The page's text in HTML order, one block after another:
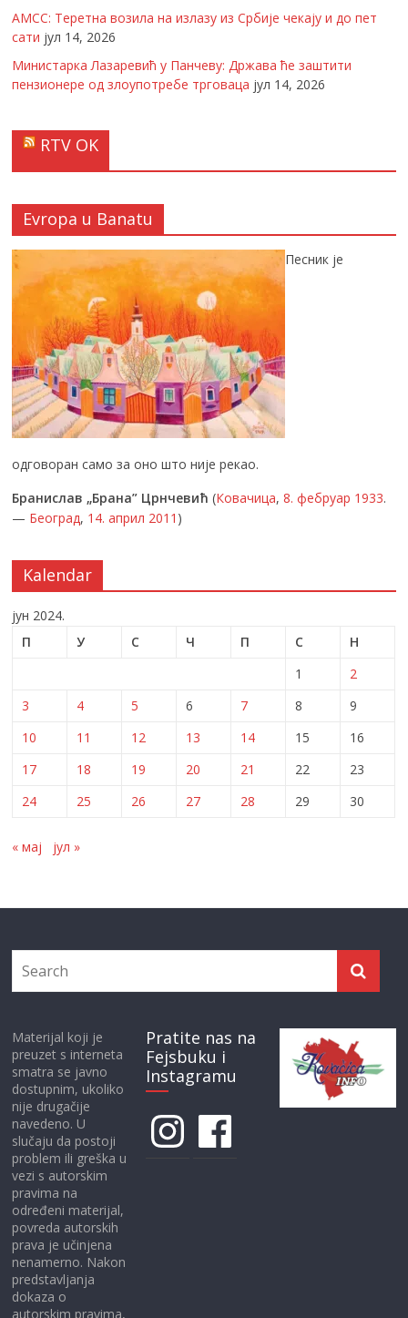
АМСС: Теретна возила на излазу из Србије чекају и до пет
сати јул 14, 2026
Министарка Лазаревић у Панчеву: Држава ће заштити
пензионере од злоупотребе трговаца јул 14, 2026
RTV OK
Evropa u Banatu
Песник је
одговоран само за оно што није рекао.
Бранислав „Брана” Црнчевић (Ковачица,8. фебруар 1933.
— Београд, 14. април 2011 )
Kalendar
јун 2024.
П
У С Ч П С
Н
1
2
3
4 5 6 7 8
9
10
11 12 13 14 15
16
17
18 19 20 21 22
23
24
25 26 27 28 29 30
« мај јул »
Materijal koji je
preuzet s interneta
smatra se javno
dostupnim, ukoliko
nije drugačije
navedeno. U
slučaju da postoji
problem ili greška u
vezi s autorskim
pravima na
određeni materijal,
povreda autorskih
prava je učinjena
nenamerno. Nakon
predstavljanja
dokaza o
autorskim pravima,
Pratite nas na
Fejsbuku i
Instagramu
InstagramFacebook